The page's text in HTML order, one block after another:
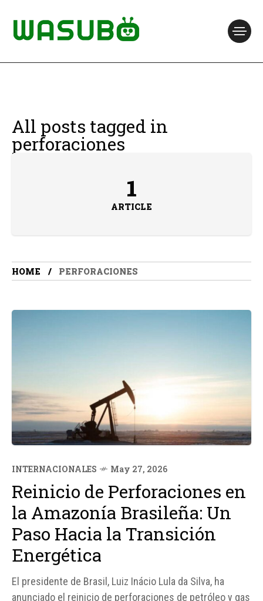
All posts tagged in
perforaciones
1
ARTICLE
HOME PERFORACIONES
INTERNACIONALES May 27, 2026
Reinicio de Perforaciones en
la Amazonía Brasileña: Un
Paso Hacia la Transición
Energética
El presidente de Brasil, Luiz Inácio Lula da Silva, ha
anunciado el reinicio de perforaciones de petróleo y gas